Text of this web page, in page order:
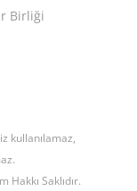
kullanılamaz,
Saklıdır.